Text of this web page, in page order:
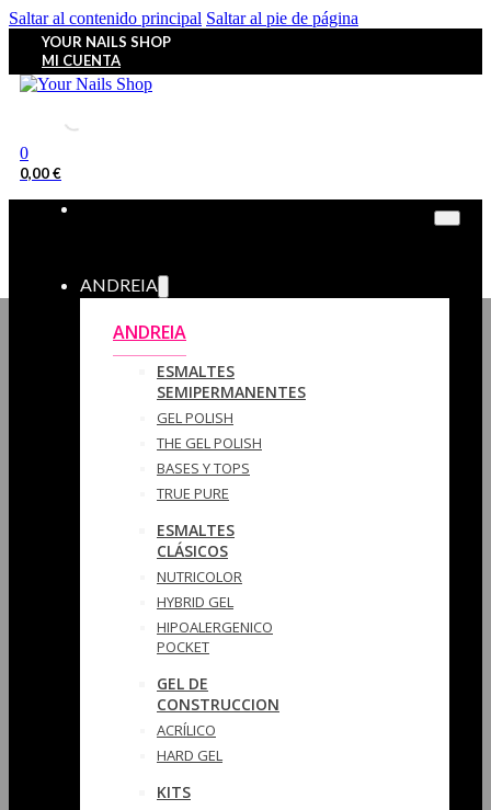
Saltar al contenido principal Saltar al pie de página
YOUR NAILS SHOP
MI CUENTA
0
0,00€
ANDREIA
ANDREIA
ESMALTES
SEMIPERMANENTES
GEL POLISH
THE GEL POLISH
BASES Y‎ TOPS
TRUE PURE
ESMALTES
CLÁSICOS
NUTRICOLOR
HYBRID GEL
HIPOALERGENICO
POCKET
GEL DE
CONSTRUCCION
ACRÍLICO
HARD GEL
KITS